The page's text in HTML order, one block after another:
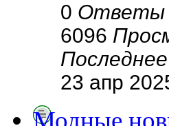
0 Ответы
6096
23 апр
Модные